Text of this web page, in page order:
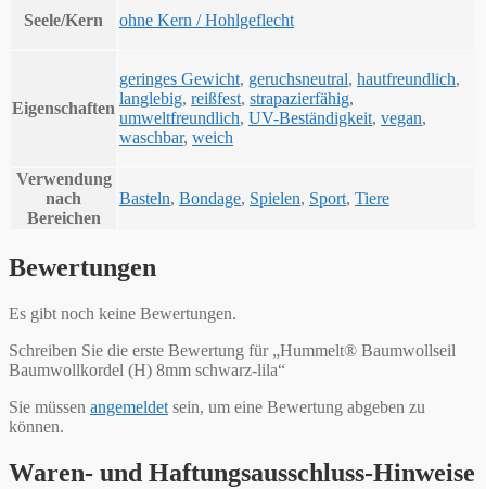
Seele/Kern ohne Kern / Hohlgeflecht
Eigenschaften
geringes Gewicht, geruchsneutral, hautfreundlich,
langlebig, reißfest, strapazierfähig,
umweltfreundlich, UV-Beständigkeit, vegan,
waschbar, weich
Verwendung
nach
Bereichen
Basteln, Bondage, Spielen, Sport, Tiere
Bewertungen
Es gibt noch keine Bewertungen.
Schreiben Sie die erste Bewertung für „Hummelt® Baumwollseil
Baumwollkordel (H) 8mm schwarz-lila“
Sie müssen angemeldet sein, um eine Bewertung abgeben zu
können.
Waren- und Haftungsausschluss-Hinweise